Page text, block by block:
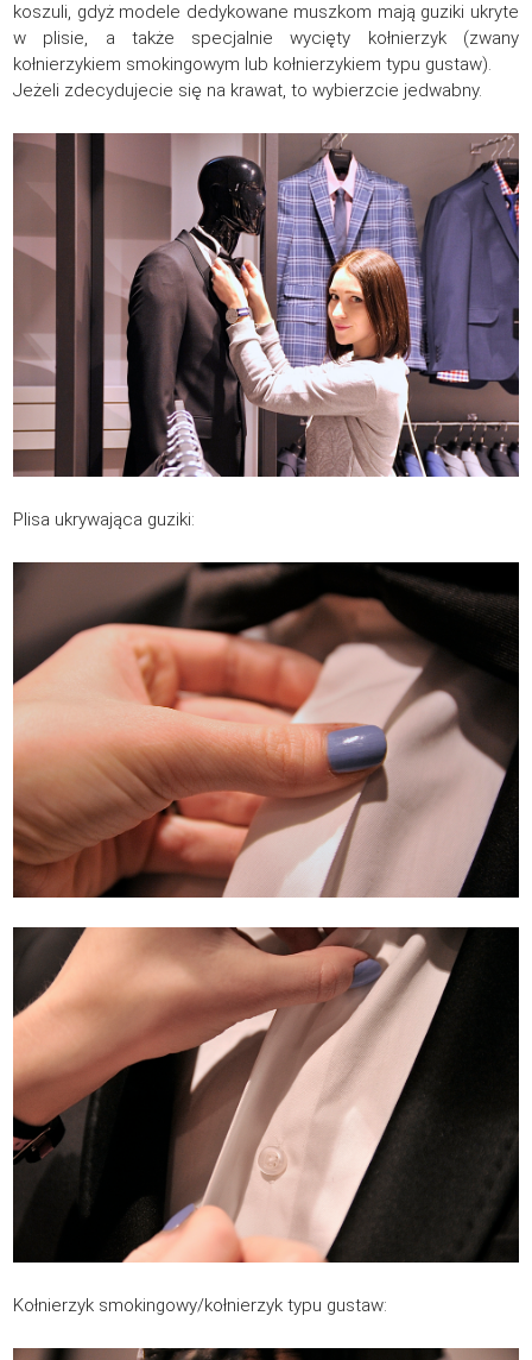
koszuli, gdyż modele dedykowane muszkom mają guziki ukryte
w plisie, a także specjalnie wycięty kołnierzyk (zwany
kołnierzykiem smokingowym lub kołnierzykiem typu gustaw).
Jeżeli zdecydujecie się na krawat, to wybierzcie jedwabny.
Plisa ukrywająca guziki:
Kołnierzyk smokingowy/kołnierzyk typu gustaw: